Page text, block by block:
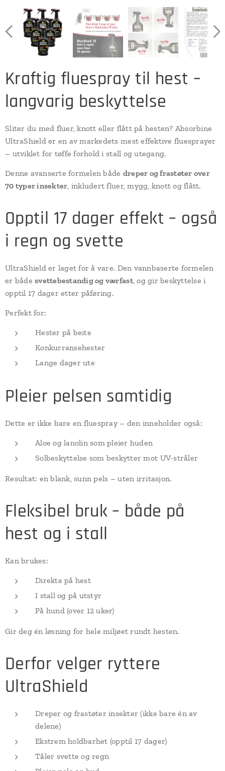
Kraftig fluespray til hest –
langvarig beskyttelse
Sliter du med fluer, knott eller flått på hesten? Absorbine
UltraShield er en av markedets mest effektive fluesprayer
– utviklet for tøffe forhold i stall og utegang.
Denne avanserte formelen både dreper og frastøter over
70 typer insekter, inkludert fluer, mygg, knott og flått.
Opptil 17 dager effekt – også
i regn og svette
UltraShield er laget for å vare. Den vannbaserte formelen
er bådesvettebestandig og værfast, og gir beskyttelse i
opptil 17 dager etter påføring.
Perfekt for:
Hester på beite
Konkurransehester
Lange dager ute
Pleier pelsen samtidig
Dette er ikke bare en fluespray – den inneholder også:
Aloe og lanolin som pleier huden
Solbeskyttelse som beskytter mot UV-stråler
Resultat: en blank, sunn pels – uten irritasjon.
Fleksibel bruk – både på
hest og i stall
Kan brukes:
Direkte på hest
I stall og på utstyr
På hund (over 12 uker)
Gir deg én løsning for hele miljøet rundt hesten.
Derfor velger ryttere
UltraShield
Dreper og frastøter insekter (ikke bare én av
delene)
Ekstrem holdbarhet (opptil 17 dager)
Tåler svette og regn